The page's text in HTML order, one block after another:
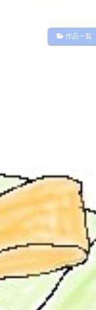
作品一覧